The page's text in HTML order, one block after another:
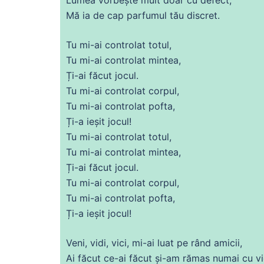
Mă ia de cap parfumul tău discret.
Tu mi-ai controlat totul,
Tu mi-ai controlat mintea,
Ți-ai făcut jocul.
Tu mi-ai controlat corpul,
Tu mi-ai controlat pofta,
Ți-a ieșit jocul!
Tu mi-ai controlat totul,
Tu mi-ai controlat mintea,
Ți-ai făcut jocul.
Tu mi-ai controlat corpul,
Tu mi-ai controlat pofta,
Ți-a ieșit jocul!
Veni, vidi, vici, mi-ai luat pe rând amicii,
Ai făcut ce-ai făcut și-am rămas numai cu